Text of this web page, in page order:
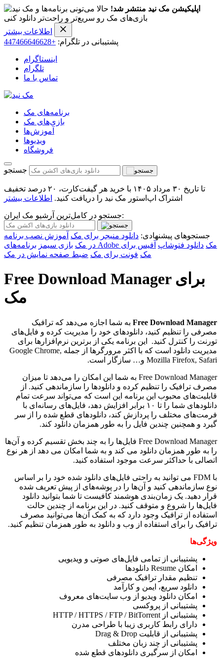
اپلیکیشن مک نید منتشر شد! حالا می‌تونی برنامه‌ها و
بازی‌های مک رو سریع‌تر و راحت‌تر دانلود کنی
اطلاعات بیشتر
پشتیبانی در تلگرام: +447466646628
اینستاگرام
تلگرام
تماس با ما
برنامه‌های مک
بازی‌های مک
آموزش‌ها
ویدیو‌ها
فروشگاه
جستجو
تا تاریخ ۳۰ مرداد ۱۴۰۵ با خرید هر گیفت‌کارت، ۲۰ درصد تخفیف
اشتراک اپ‌استور مک نید را دریافت کنید. اطلاعات بیشتر
جستجو در کامل‌ترین آرشیو مک ایران:
جستجوهای پیشنهادی: دانلود منیجر برای مک آموزش نصب برنامه
در مک بازی سیمز برنامه‌های Adobe مک دانلود فتوشاپ آفیس برای
مک فونت برای مک ضبط صفحه نمایش در مک
Free Download Manager برای
مک
Free Download Manager به شما اجازه می‌دهد که ترافیک
مصرفی را تنظیم کنید، دانلود‌های خود را مدیریت کرده و فایل‌های
تورنت را کنترل کنید. این برنامه یکی از برترین نرم‌افزارها برای
مدیریت دانلود است که با اکثر مرورگر‌ها از جمله Google Chrome,
Mozilla Firefox, Safari و… سازگار است.
Free Download Manager به شما این امکان را می‌دهد تا میزان
مصرف ترافیک را تنظیم کرده و دانلودها را سازماندهی کنید. از
قابلیت‌های محبوب این برنامه این است که می‌تواند سرعت تمام
دانلودهای شما را تا ۱۰ برابر افزایش دهد، فایل‌های رسانه‌ای با
فرمت‌های مختلف را پردازش کند، دانلودهای قطع شده را از سر
گیرد و همچنین چندین فایل را به طور همزمان دانلود کند.
Free Download Manager فایل‌ها را به چند بخش تقسیم کرده و آن‌ها
را به طور همزمان دانلود می کند و به شما امکان می دهد از هر نوع
اتصالی با حداکثر سرعت موجود استفاده کنید.
با FDM می توانید به راحتی فایل‌های دانلود شده خود را بر اساس
نوع سازماندهی کنید و آن‌ها را در پوشه‌های از پیش تعریف شده
قرار دهید. یک زمان‌بندی هوشمند کافیست تا شما بتوانید دانلود
فایل‌ها را شروع و متوقف کنید. در این برنامه از چندین حالت
استفاده از ترافیک وجود دارد که به کمک آن‌ها می‌توانید مصرف
ترافیک را برای استفاده از وب و دانلود به طور همزمان تنظیم کنید.
ویژگی‌ها
پشتیبانی از تمامی فایل‌های صوتی و ویدیویی
امکان Resume دانلود‌ها
تنظیم مقدار ترافیک مصرفی
دانلود سریع، ایمن و کارآمد
امکان دانلود ویدیو از وب سایت‌های معروف
پشتیبانی از پروکسی
پشتیبانی از HTTP / HTTPS / FTP / BitTorrent
دارای رابط کاربری زیبا با طراحی مدرن
پشتیبانی از قابلیت Drag & Drop
پشتیبانی از چند زبان مختلف
امکان از سرگیری دانلودهای قطع شده